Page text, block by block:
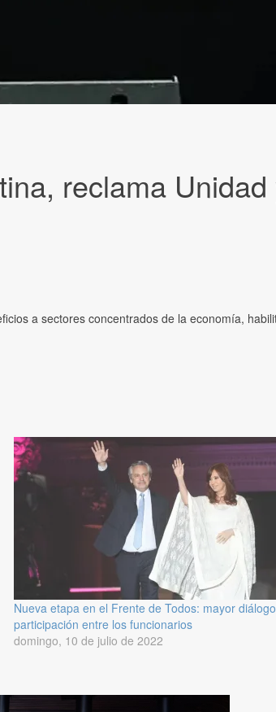
reclama
a sectores concentrados de la economía,
Nueva etapa en el Frente de Todos: mayor
participación entre los funcionarios
domingo, 10 de julio de 2022